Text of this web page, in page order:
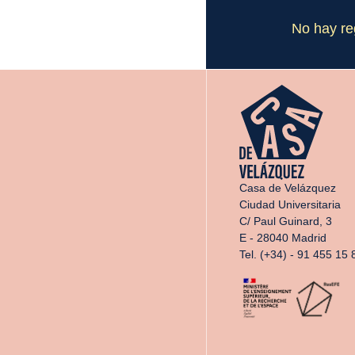
No hay
Casa de Velázquez
Ciudad Universitaria
C/ Paul Guinard, 3
E - 28040 Madrid
Tel. (+34) - 91 455 15